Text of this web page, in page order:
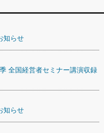
知らせ
全国経営者セミナー講演収録
知らせ